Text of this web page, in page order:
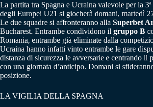
La partita tra Spagna e Ucraina valevole per la
degli Europei U21 si giocherà domani, martedì
Le due squadre si affronteranno alla Superbet
Bucharest. Entrambe condividono il gruppo B
Romania, entrambe già eliminate dalla
Ucraina hanno infatti vinto entrambe le gare
distanza di sicurezza le avversarie e centrando il
con una giornata d’anticipo. Domani si
posizione.
LA VIGILIA DELLA SPAGNA